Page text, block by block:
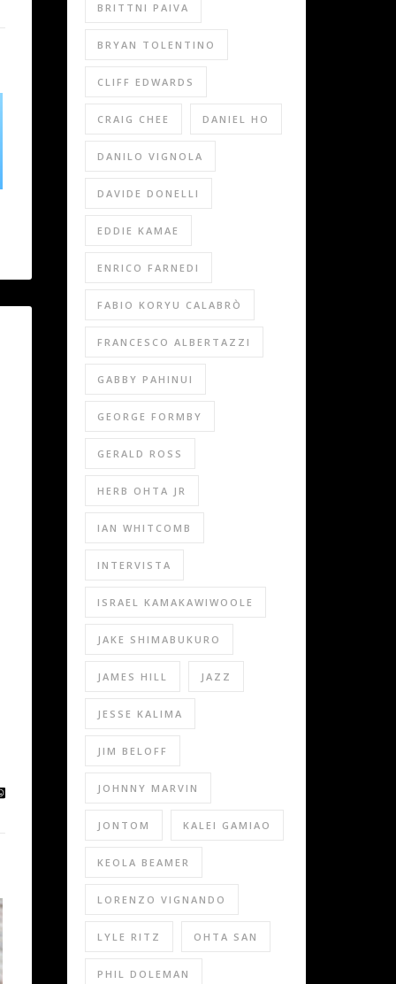
BRITTNI PAIVA
BRYAN TOLENTINO
CLIFF EDWARDS
CRAIG CHEE DANIEL HO
DANILO VIGNOLA
DAVIDE DONELLI
EDDIE KAMAE
ENRICO FARNEDI
FABIO KORYU CALABRÒ
FRANCESCO ALBERTAZZI
GABBY PAHINUI
GEORGE FORMBY
GERALD ROSS
HERB OHTA JR
IAN WHITCOMB
INTERVISTA
ISRAEL KAMAKAWIWOOLE
JAKE SHIMABUKURO
JAMES HILL JAZZ
JESSE KALIMA
JIM BELOFF
JOHNNY MARVIN
JONTOM KALEI GAMIAO
KEOLA BEAMER
LORENZO VIGNANDO
LYLE RITZ OHTA SAN
PHIL DOLEMAN